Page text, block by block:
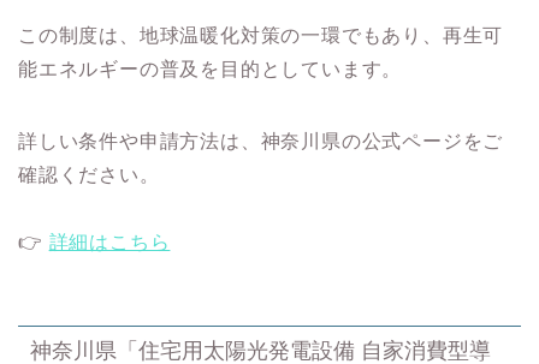
この制度は、地球温暖化対策の一環でもあり、再生可
能エネルギーの普及を目的としています。
詳しい条件や申請方法は、神奈川県の公式ページをご
確認ください。
👉 詳細はこちら
神奈川県「住宅用太陽光発電設備 自家消費型導